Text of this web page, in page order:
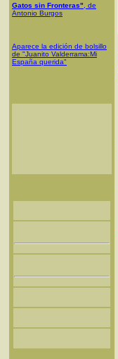
Gatos sin Fronteras" , de
Antonio Burgos
Aparece la edición de bolsillo
de "Juanito Valderrama:Mi
España querida"